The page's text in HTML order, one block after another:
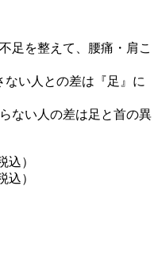
足を整えて、腰痛・肩こ
い人との差は『足』に
ない人の差は足と首の異
込）
込）